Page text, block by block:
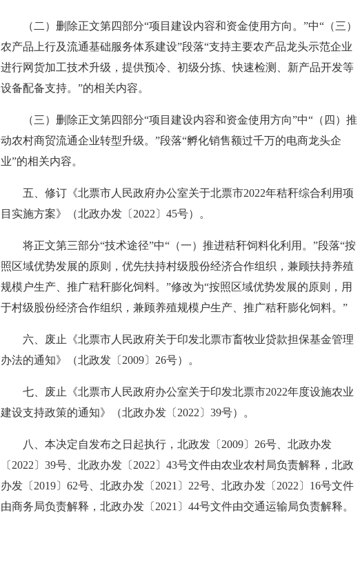
（二）删除正文第四部分“项目建设内容和资金使用方向。”中“（三）
农产品上行及流通基础服务体系建设”段落“支持主要农产品龙头示范企业
进行网货加工技术升级，提供预冷、初级分拣、快速检测、新产品开发等
设备配备支持。”的相关内容。
（三）删除正文第四部分“项目建设内容和资金使用方向”中“（四）推
动农村商贸流通企业转型升级。”段落“孵化销售额过千万的电商龙头企
业”的相关内容。
五、修订《北票市人民政府办公室关于北票市2022年秸秆综合利用项
目实施方案》（北政办发〔2022〕45号）。
将正文第三部分“技术途径”中“（一）推进秸秆饲料化利用。”段落“按
照区域优势发展的原则，优先扶持村级股份经济合作组织，兼顾扶持养殖
规模户生产、推广秸秆膨化饲料。”修改为“按照区域优势发展的原则，用
于村级股份经济合作组织，兼顾养殖规模户生产、推广秸秆膨化饲料。”
六、废止《北票市人民政府关于印发北票市畜牧业贷款担保基金管理
办法的通知》（北政发〔2009〕26号）。
七、废止《北票市人民政府办公室关于印发北票市2022年度设施农业
建设支持政策的通知》（北政办发〔2022〕39号）。
八、本决定自发布之日起执行，北政发〔2009〕26号、北政办发
〔2022〕39号、北政办发〔2022〕43号文件由农业农村局负责解释，北政
办发〔2019〕62号、北政办发〔2021〕22号、北政办发〔2022〕16号文件
由商务局负责解释，北政办发〔2021〕44号文件由交通运输局负责解释。